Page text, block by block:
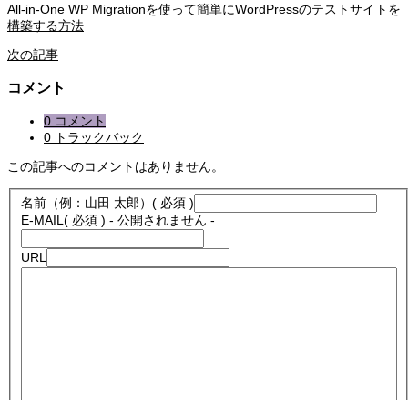
All-in-One WP Migrationを使って簡単にWordPressのテストサイトを
構築する方法
次の記事
コメント
0 コメント
0 トラックバック
この記事へのコメントはありません。
名前（例：山田 太郎） ( 必須 )
E-MAIL( 必須 ) - 公開されません -
URL